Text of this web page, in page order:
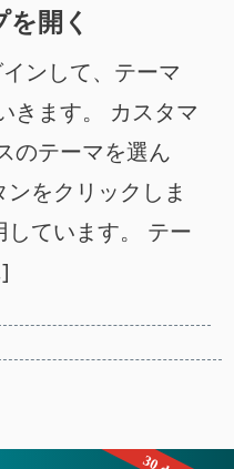
開く
ンして、テーマ
きます。 カスタマ
のテーマを選ん
をクリックしま
ています。 テー